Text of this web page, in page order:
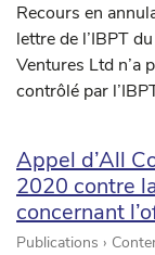
Recours en
lettre de l’IBPT
Ventures Ltd n’a
contrôlé par
Appel d’All
2020 contre
concernant
Publications ›